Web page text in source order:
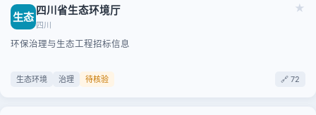
★
生态 四川省生态环境厅
四川
环保治理与生态工程招标信息
生态环境 治理 待核验 🔗 72